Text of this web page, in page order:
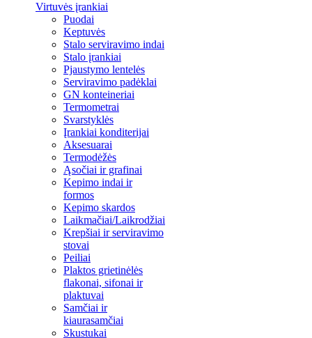
Virtuvės įrankiai
Puodai
Keptuvės
Stalo serviravimo indai
Stalo įrankiai
Pjaustymo lentelės
Serviravimo padėklai
GN konteineriai
Termometrai
Svarstyklės
Įrankiai konditerijai
Aksesuarai
Termodėžės
Ąsočiai ir grafinai
Kepimo indai ir
formos
Kepimo skardos
Laikmačiai/Laikrodžiai
Krepšiai ir serviravimo
stovai
Peiliai
Plaktos grietinėlės
flakonai, sifonai ir
plaktuvai
Samčiai ir
kiaurasamčiai
Skustukai